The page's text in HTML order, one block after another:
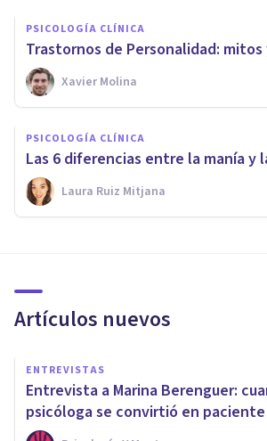
PSICOLOGÍA CLÍNICA
Trastornos de Personalidad:
Xavier Molina
PSICOLOGÍA CLÍNICA
Las 6 diferencias entre la manía y
Laura Ruiz Mitjana
Artículos nuevos
ENTREVISTAS
Entrevista a Marina Berenguer:
psicóloga se convirtió en paciente